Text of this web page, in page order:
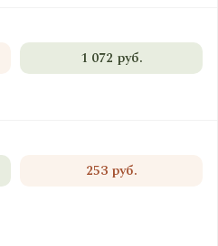
1 072 руб.
253 руб.